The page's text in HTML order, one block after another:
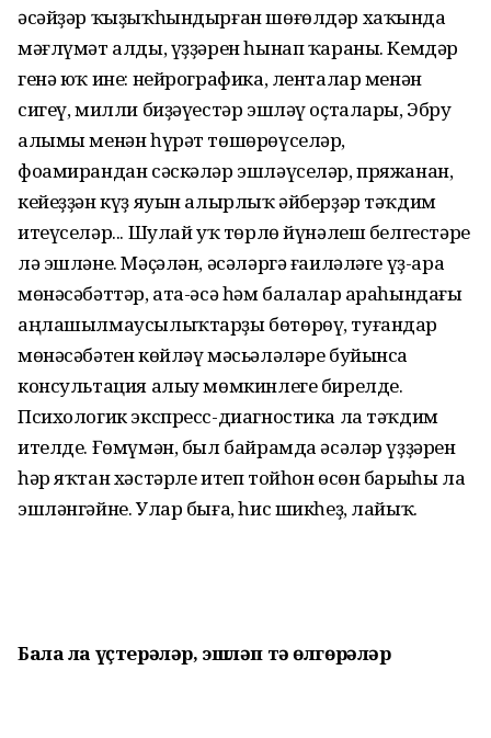
әсәйҙәр ҡыҙыҡһындырған шөғөлдәр хаҡында
мәғлүмәт алды, үҙҙәрен һынап ҡараны. Кемдәр
генә юҡ ине: нейрографика, ленталар менән
сигеү, милли биҙәүестәр эшләү оҫталары, Эбру
алымы менән һүрәт төшөрөүселәр,
фоамирандан сәскәләр эшләүселәр, пряжанан,
кейеҙҙән күҙ яуын алырлыҡ әйберҙәр тәҡдим
итеүселәр... Шулай уҡ төрлө йүнәлеш белгестәре
лә эшләне. Мәҫәлән, әсәләргә ғаиләләге үҙ-ара
мөнәсәбәттәр, ата-әсә һәм балалар араһындағы
аңлашылмау­сылыҡтарҙы бөтөрөү, туғандар
мөнәсәбәтен көйләү мәсьәләләре буйынса
консультация алыу мөмкинлеге бирелде.
Психологик экспресс-диагностика ла тәҡдим
ителде. Ғөмүмән, был байрамда әсәләр үҙҙәрен
һәр яҡтан хәстәрле итеп тойһон өсөн барыһы ла
эшләнгәйне. Улар быға, һис шикһеҙ, лайыҡ.
Бала ла үҫтерәләр, эшләп тә өлгөрәләр